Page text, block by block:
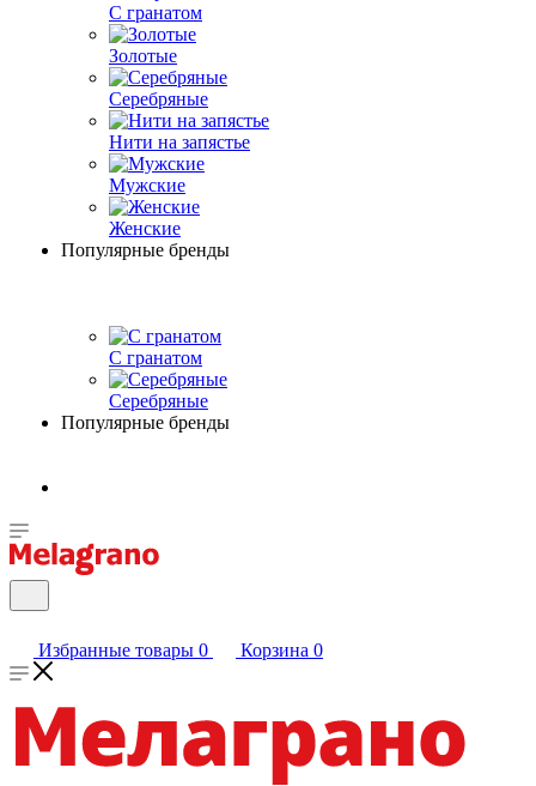
С гранатом
Золотые
Серебряные
Нити на запястье
Мужские
Женские
Популярные бренды
С гранатом
Серебряные
Популярные бренды
Избранные товары 0 Корзина 0